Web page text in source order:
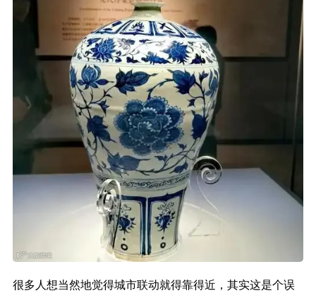
很多人想当然地觉得城市联动就得靠得近，其实这是个误